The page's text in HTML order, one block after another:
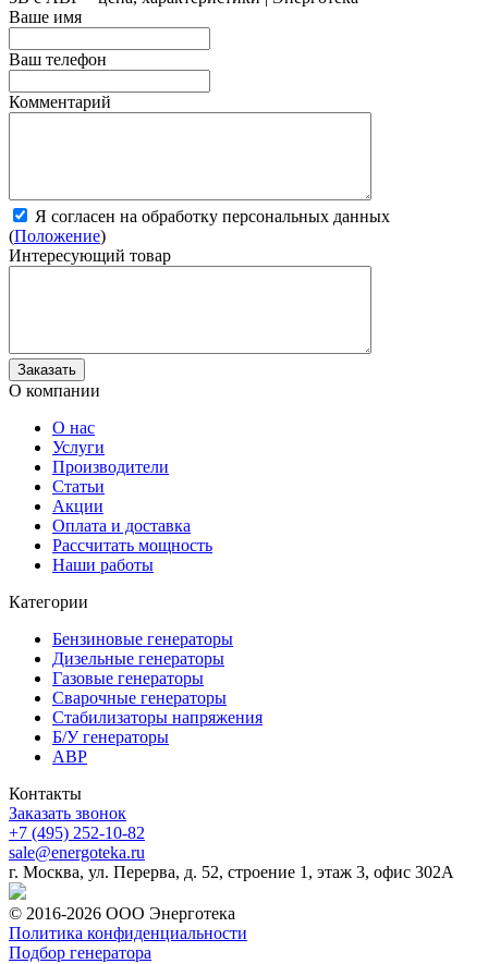
Ваше имя
Ваш телефон
Комментарий
Я согласен на обработку персональных данных
(Положение)
Интересующий товар
О компании
О нас
Услуги
Производители
Статьи
Акции
Оплата и доставка
Рассчитать мощность
Наши работы
Категории
Бензиновые генераторы
Дизельные генераторы
Газовые генераторы
Сварочные генераторы
Стабилизаторы напряжения
Б/У генераторы
АВР
Контакты
Заказать звонок
+7 (495) 252-10-82
sale@energoteka.ru
г. Москва, ул. Перерва, д. 52, строение 1, этаж 3, офис 302А
© 2016-2026 ООО Энерготека
Политика конфиденциальности
Подбор генератора